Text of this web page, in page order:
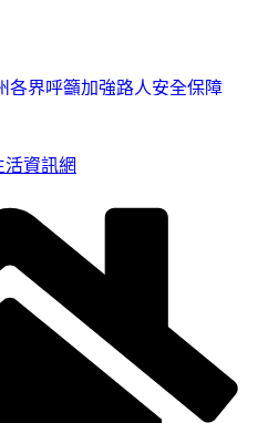
各界呼籲加強路人安全保障
薪加班 掏5500萬澳元和解